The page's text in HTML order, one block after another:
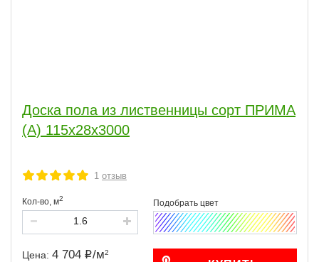
Доска пола из лиственницы сорт ПРИМА
(А) 115x28x3000
1 отзыв
Кол-во, м2
Цена: 4 704 /м2